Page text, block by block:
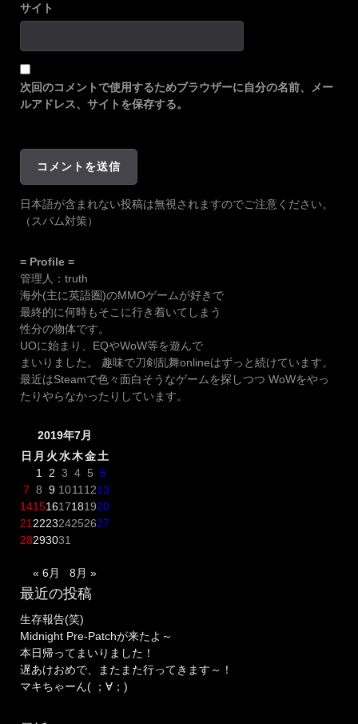
サイト
次回のコメントで使用するためブラウザーに自分の名前、メー
ルアドレス、サイトを保存する。
日本語が含まれない投稿は無視されますのでご注意ください。
（スパム対策）
= Profile =
管理人：truth
海外(主に英語圏)のMMOゲームが好きで
最終的に何時もそこに行き着いてしまう
性分の物体です。
UOに始まり、EQやWoW等を遊んで
まいりました。 趣味で刀剣乱舞onlineはずっと続けています。
最近はSteamで色々面白そうなゲームを探しつつ WoWをやっ
たりやらなかったりしています。
2019年7月
日 月 火水木金土
1
2 3 4 5 6
7 8 9 1011 1213
14151617181920
21 222324252627
28293031
« 6月 8月 »
最近の投稿
生存報告(笑)
Midnight Pre-Patchが来たよ～
本日帰ってまいりました！
遅あけおめで、またまた行ってきます～！
マキちゃーん( ；∀；)